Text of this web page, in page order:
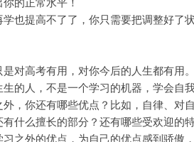
的正常水平！
也提高不了了，你只需要把调整好了
对高考有用，对你今后的人生都有用。
的人，不是一个学习的机器，学会自我
，你还有哪些优点？比如，自律、对
什么擅长的部分？还有哪些受欢迎的
之外的优点，为自己的优点感到骄傲